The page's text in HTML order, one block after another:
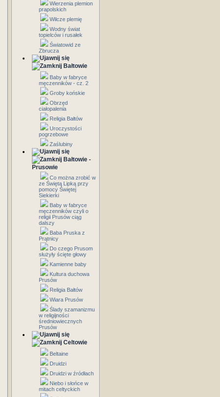
Wierzenia plemion
prapolskich
Wilcze plemię
Wodny świat
topielców i rusałek
Światowid ze
Zbrucza
Bałtowie
Baby w fabryce
męczenników - cz. 2
Groby końskie
Obrzęd
ciałopalenia
Religia Bałtów
Uroczystości
pogrzebowe
Zaślubiny
Bałtowie -
Prusowie
Co można zrobić w
ze Świętą Lipką przy
pomocy Świętej
Siekierki
Baby w fabryce
męczenników czyli o
religii Prusów ciąg
dalszy
Baba Pruska z
Prątnicy
Do czego Prusom
służyły ścięte głowy
Kamienne baby
Kultura duchowa
Prusów
Religia Bałtów
Wiara Prusów
Ślady szamanizmu
w religijności
średniowiecznych
Prusów
Celtowie
Beltaine
Druidzi
Druidzi w źródłach
Niebo i słońce w
mitach celtyckich